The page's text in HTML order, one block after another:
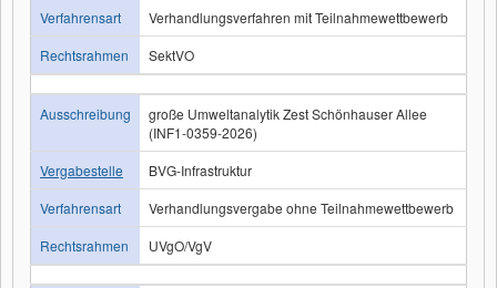
Verfahrensart
Verhandlungsverfahren mit Teilnahmewettbewerb
Rechtsrahmen
SektVO
Ausschreibung
große Umweltanalytik Zest Schönhauser Allee
(INF1-0359-2026)
Vergabestelle
BVG-Infrastruktur
Verfahrensart
Verhandlungsvergabe ohne Teilnahmewettbewerb
Rechtsrahmen
UVgO/VgV